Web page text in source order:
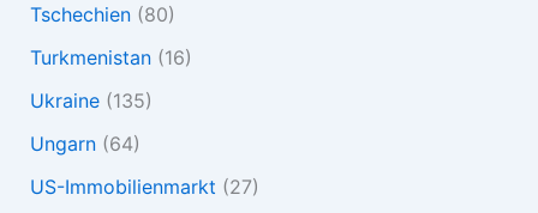
Tschechien(80)
Turkmenistan(16)
Ukraine(135)
Ungarn(64)
US-Immobilienmarkt (27)